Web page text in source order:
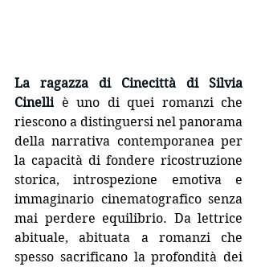
La ragazza di Cinecittà di Silvia
Cinelli è uno di quei romanzi che
riescono a distinguersi nel panorama
della narrativa contemporanea per
la capacità di fondere ricostruzione
storica, introspezione emotiva e
immaginario cinematografico senza
mai perdere equilibrio. Da lettrice
abituale, abituata a romanzi che
spesso sacrificano la profondità dei